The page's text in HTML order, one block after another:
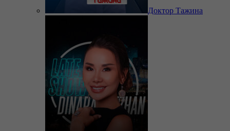
Доктор Тажина